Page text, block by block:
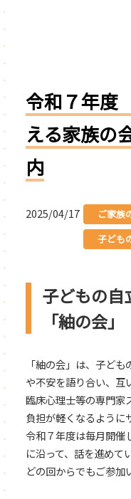
令和７年度
える家族の
内
2025/04/17
ご家族
子ども
子どもの自
「紬の会」
「紬の会」は、子ど
や不安を語り合い、互
臨床心理士等の専門家
負担が軽くなるように
令和７年度は毎月開催
に沿って、話を進めて
どの回からでもご参加